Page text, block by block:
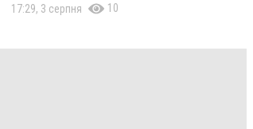
17:29, 3 серпня 10